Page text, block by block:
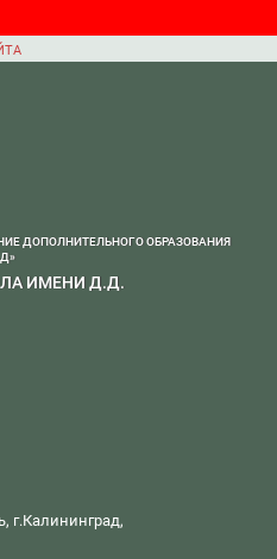
ДОПОЛНИТЕЛЬНОГО ОБРАЗОВАНИЯ
ИМЕНИ Д.Д.
г.Калининград,